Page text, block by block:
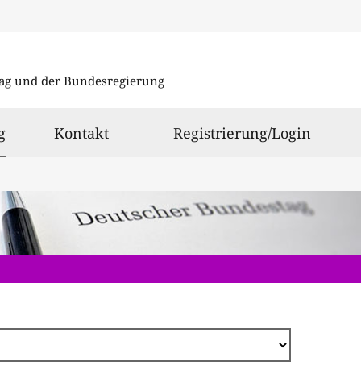
und der Bundesregierung
ausgewählt
Kontakt Registrierung/Login